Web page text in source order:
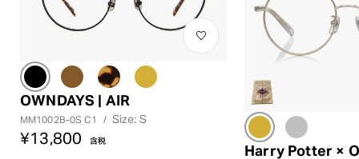
OWNDAYS | AIR
MM1002B-0S C1 / Size: S
¥13,800 含税
Harry Potter ×